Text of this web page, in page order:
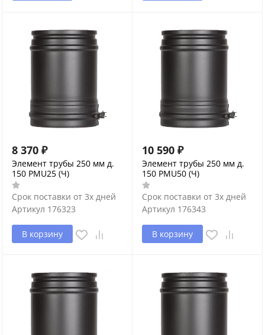
8 370 ₽
Элемент трубы 250 мм д.
150 PMU25 (Ч)
Срок поставки от 3х дней
Артикул 176323
В корзину
10 590 ₽
Элемент трубы 250 мм д.
150 PMU50 (Ч)
Срок поставки от 3х дней
Артикул 176343
В корзину